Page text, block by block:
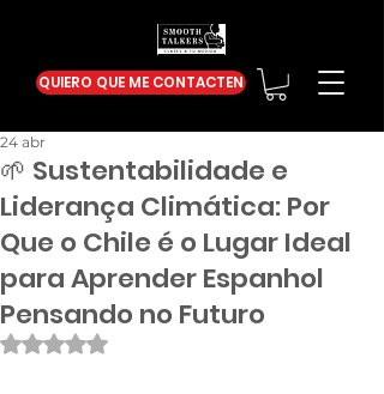
QUIERO QUE ME CONTACTEN
🌱 Sustentabilidade e
Liderança Climática: Por
Que o Chile é o Lugar Ideal
para Aprender Espanhol
Pensando no Futuro
24 abr
Obtuvo NaN de 5 estrellas.